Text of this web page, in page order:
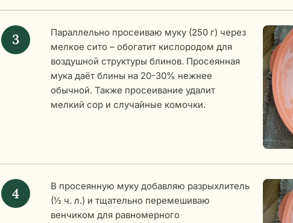
Параллельно просеиваю муку (250 г) через
мелкое сито – обогатит кислородом для
воздушной структуры блинов. Просеянная
мука даёт блины на 20-30% нежнее
обычной. Также просеивание удалит
мелкий сор и случайные комочки.
В просеянную муку добавляю разрыхлитель
(½ ч. л.) и тщательно перемешиваю
венчиком для равномерного